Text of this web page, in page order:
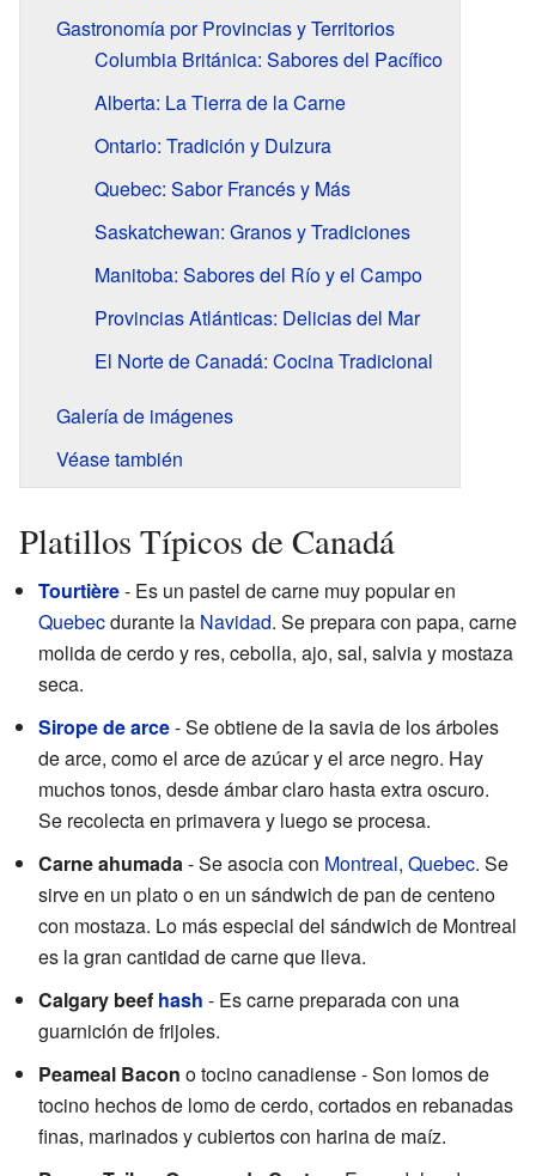
Gastronomía por Provincias y Territorios
Columbia Británica: Sabores del Pacífico
Alberta: La Tierra de la Carne
Ontario: Tradición y Dulzura
Quebec: Sabor Francés y Más
Saskatchewan: Granos y Tradiciones
Manitoba: Sabores del Río y el Campo
Provincias Atlánticas: Delicias del Mar
El Norte de Canadá: Cocina Tradicional
Galería de imágenes
Véase también
Platillos Típicos de Canadá
Tourtière- Es un pastel de carne muy popular en
Quebecdurante la Navidad. Se prepara con papa, carne
molida de cerdo y res, cebolla, ajo, sal, salvia y mostaza
seca.
Sirope de arce- Se obtiene de la savia de los árboles
de arce, como el arce de azúcar y el arce negro. Hay
muchos tonos, desde ámbar claro hasta extra oscuro.
Se recolecta en primavera y luego se procesa.
Carne ahumada - Se asocia con Montreal, Quebec. Se
sirve en un plato o en un sándwich de pan de centeno
con mostaza. Lo más especial del sándwich de Montreal
es la gran cantidad de carne que lleva.
Calgary beef hash - Es carne preparada con una
guarnición de frijoles.
Peameal Bacon o tocino canadiense - Son lomos de
tocino hechos de lomo de cerdo, cortados en rebanadas
finas, marinados y cubiertos con harina de maíz.